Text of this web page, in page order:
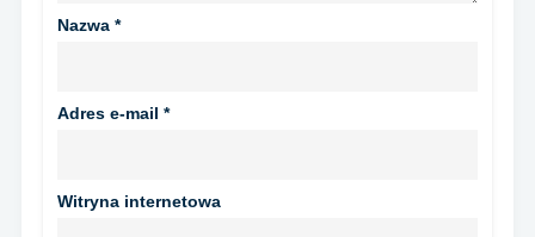
Nazwa *
Adres e-mail *
Witryna internetowa